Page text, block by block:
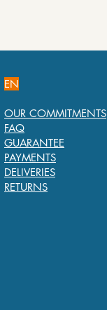
EN
OUR COMMITMENTS
FAQ
GUARANTEE
PAYMENTS
DELIVERIES
RETURNS